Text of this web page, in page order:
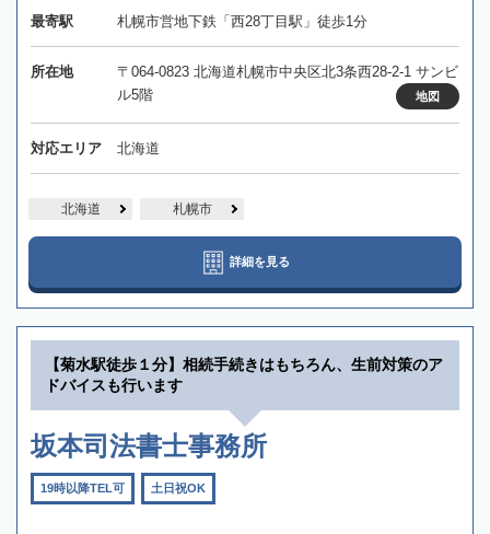
最寄駅 札幌市営地下鉄「西28丁目駅」徒歩1分
所在地
〒064-0823 北海道札幌市中央区北3条西28-2-1 サンビ
ル5階
地図
対応エリア 北海道
北海道 札幌市
詳細を見る
【菊水駅徒歩１分】相続手続きはもちろん、生前対策のア
ドバイスも行います
坂本司法書士事務所
19時以降TEL可 土日祝OK